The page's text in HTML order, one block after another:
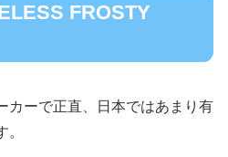
FROSTY
カーで正直、日本ではあまり有